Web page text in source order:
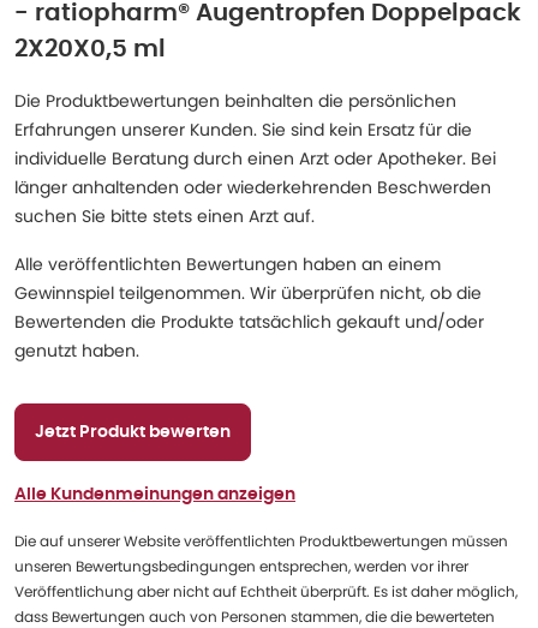
- ratiopharm® Augentropfen Doppelpack
2X20X0,5 ml
Die Produktbewertungen beinhalten die persönlichen
Erfahrungen unserer Kunden. Sie sind kein Ersatz für die
individuelle Beratung durch einen Arzt oder Apotheker. Bei
länger anhaltenden oder wiederkehrenden Beschwerden
suchen Sie bitte stets einen Arzt auf.
Alle veröffentlichten Bewertungen haben an einem
Gewinnspiel teilgenommen. Wir überprüfen nicht, ob die
Bewertenden die Produkte tatsächlich gekauft und/oder
genutzt haben.
Jetzt Produkt bewerten
Alle Kundenmeinungen anzeigen
Die auf unserer Website veröffentlichten Produktbewertungen müssen
unseren Bewertungsbedingungen entsprechen, werden vor ihrer
Veröffentlichung aber nicht auf Echtheit überprüft. Es ist daher möglich,
dass Bewertungen auch von Personen stammen, die die bewerteten